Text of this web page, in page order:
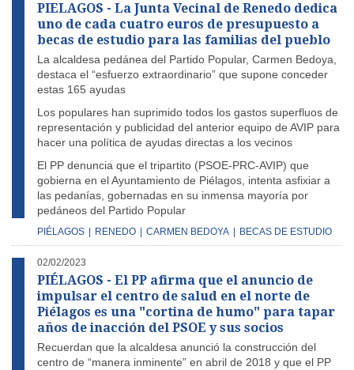
PIELAGOS - La Junta Vecinal de Renedo dedica
uno de cada cuatro euros de presupuesto a
becas de estudio para las familias del pueblo
La alcaldesa pedánea del Partido Popular, Carmen Bedoya,
destaca el “esfuerzo extraordinario” que supone conceder
estas 165 ayudas
Los populares han suprimido todos los gastos superfluos de
representación y publicidad del anterior equipo de AVIP para
hacer una política de ayudas directas a los vecinos
El PP denuncia que el tripartito (PSOE-PRC-AVIP) que
gobierna en el Ayuntamiento de Piélagos, intenta asfixiar a
las pedanías, gobernadas en su inmensa mayoría por
pedáneos del Partido Popular
PIÉLAGOS RENEDO CARMEN BEDOYA BECAS DE ESTUDIO
02/02/2023
PIÉLAGOS - El PP afirma que el anuncio de
impulsar el centro de salud en el norte de
Piélagos es una "cortina de humo" para tapar
años de inacción del PSOE y sus socios
Recuerdan que la alcaldesa anunció la construcción del
centro de “manera inminente” en abril de 2018 y que el PP